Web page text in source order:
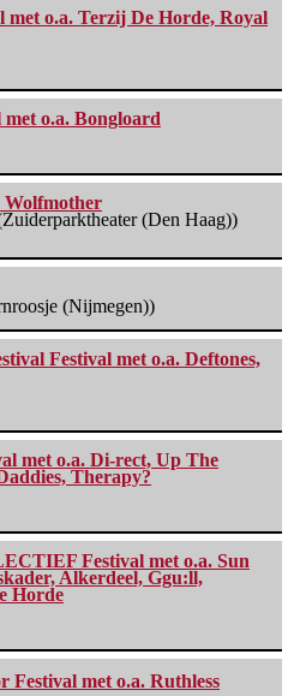
met o.a. Terzij De Horde, Royal
o.a. Bongloard
(Den Haag))
(Nijmegen))
Festival met o.a. Deftones,
met o.a. Di-rect, Up The
Therapy?
Festival met o.a. Sun
Alkerdeel, Ggu:ll,
Horde
Festival met o.a. Ruthless